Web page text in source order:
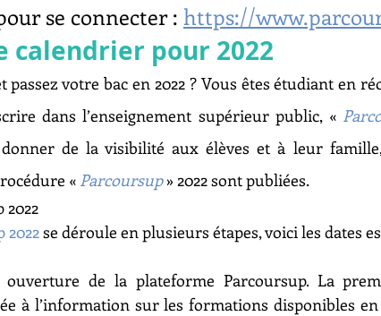
se connecter : https://
calendrier pour 2022
votre bac en 2022 ? Vous êtes étudiant en
dans l’enseignement supérieur public, «
de la visibilité aux élèves et à leur
« Parcoursup » 2022 sont publiées.
2022
2022 se déroule en plusieurs étapes, voici les dates
de la plateforme Parcoursup. La
à l’information sur les formations disponibles en